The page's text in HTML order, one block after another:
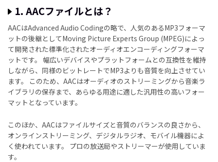
終わりに
1. AACファイルとは？
AACはAdvanced Audio Codingの略で、人気のあるMP3フォーマ
ットの後継としてMoving Picture Experts Group (MPEG)によっ
て開発された標準化されたオーディオエンコーディングフォーマ
ットです。 幅広いデバイスやプラットフォームとの互換性を維持
しながら、同様のビットレートでMP3よりも音質を向上させてい
ます。 このため、AACはオーディオのストリーミングから音楽ラ
イブラリの保存まで、あらゆる用途に適した汎用性の高いフォー
マットとなっています。
このほか、AACはファイルサイズと音質のバランスの良さから、
オンラインストリーミング、デジタルラジオ、モバイル機器によ
く使われています。 プロの放送局やストリーマーが使用していま
す。